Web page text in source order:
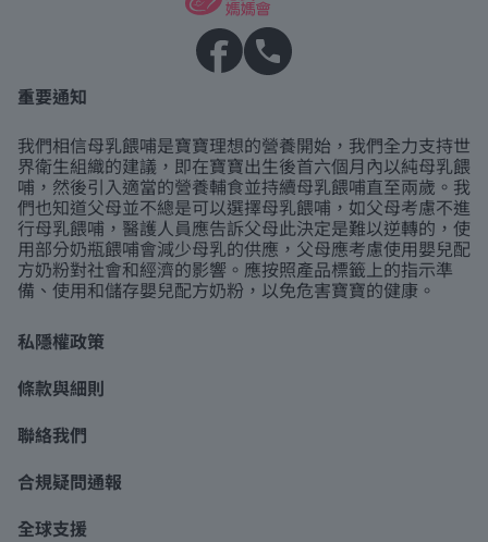
重要通知
我們相信母乳餵哺是寶寶理想的營養開始，我們全力支持世
界衛生組織的建議，即在寶寶出生後首六個月內以純母乳餵
哺，然後引入適當的營養輔食並持續母乳餵哺直至兩歲。我
們也知道父母並不總是可以選擇母乳餵哺，如父母考慮不進
行母乳餵哺，醫護人員應告訴父母此決定是難以逆轉的，使
用部分奶瓶餵哺會減少母乳的供應，父母應考慮使用嬰兒配
方奶粉對社會和經濟的影響。應按照產品標籤上的指示準
備、使用和儲存嬰兒配方奶粉，以免危害寶寶的健康。
私隱權政策
條款與細則
聯絡我們
合規疑問通報
全球支援